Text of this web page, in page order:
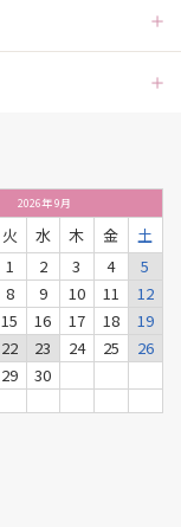
2026年9月
火 水 木 金
土
1
2 3 4
5
8 9 10 11
12
15 16 17 18
19
22 23 24 25
26
29 30